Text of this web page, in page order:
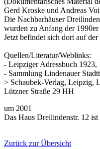
Gerd Kroske und Andreas
Die Nachbarhäuser
wurden zu Anfang der 1990er
Jetzt befindet sich dort auf
Quellen/Literatur/Weblinks:
- Leipziger Adressbuch 1923,
- Sammlung Lindenauer
> Schaubek-Verlag, Leipzig,
Lützner Straße 29 HH
um 2001
Das Haus Dreilindenstr. 12 ist
Zurück zur Übersicht